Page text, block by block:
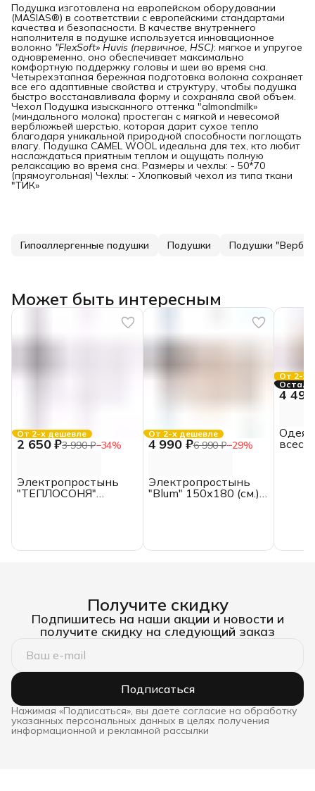
Подушка изготовлена на европейском оборудовании
(MASIAS®) в соответствии с европейскими стандартами
качества и безопасности. В качестве внутреннего
наполнителя в подушке используется инновационное
волокно "FlexSoft» Huvis (первичное, HSC): мягкое и упругое
одновременно, оно обеспечивает максимально
комфортную поддержку головы и шеи во время сна.
Четырехэтапная бережная подготовка волокна сохраняет
все его адаптивные свойства и структуру, чтобы подушка
быстро восстанавливала форму и сохраняла свой объем.
Чехол Подушка изысканного оттенка "almondmilk»
(миндального молока) простеган с мягкой и невесомой
верблюжьей шерстью, которая дарит сухое тепло
благодаря уникальной природной способности поглощать
влагу. Подушка СAMEL WOOL идеальна для тех, кто любит
наслаждаться приятным теплом и ощущать полную
релаксацию во время сна. Размеры и чехлы: - 50*70
(прямоугольная) Чехлы: - Хлопковый чехол из типа ткани
"ТИК»
Гипоаллергенные подушки Подушки Подушки
Может быть интересным
От 2-х дешевле
2 650 ₽3 990 ₽−34%
Электропростынь
"ТЕПЛОСОНЯ"
От 2-х дешевле
4 990 ₽6 990 ₽−29%
Электропростынь
"Blum" 150х180 (см.),
От 2-х
4
Получите скидку
Подпишитесь на наши акции и новости и
получите скидку на следующий заказ
Подписаться
Нажимая «Подписаться», вы даете согласие на обработку
указанных персональных данных в целях получения
информационной и рекламной рассылки